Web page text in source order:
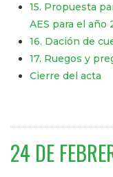
15. Propuesta
AES para el
16. Dación de
17. Ruegos y
Cierre del acta
24 DE